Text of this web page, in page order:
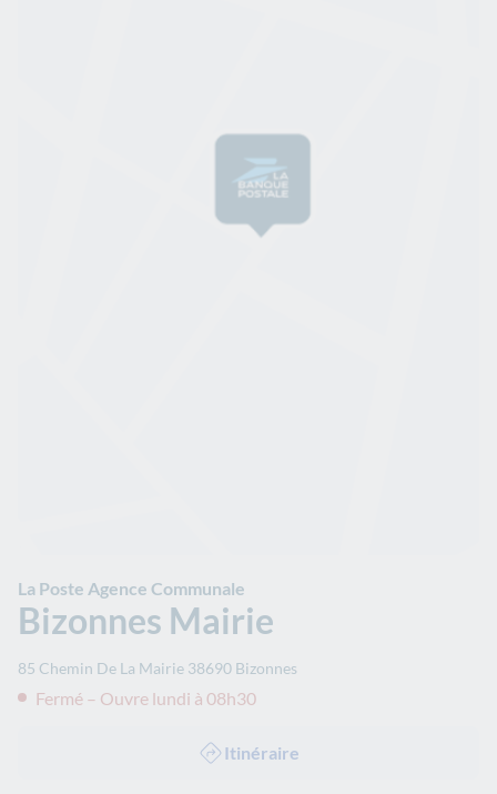
La Poste Agence Communale
Bizonnes Mairie
85 Chemin De La Mairie 38690 Bizonnes
Fermé – Ouvre lundi à 08h30
Itinéraire